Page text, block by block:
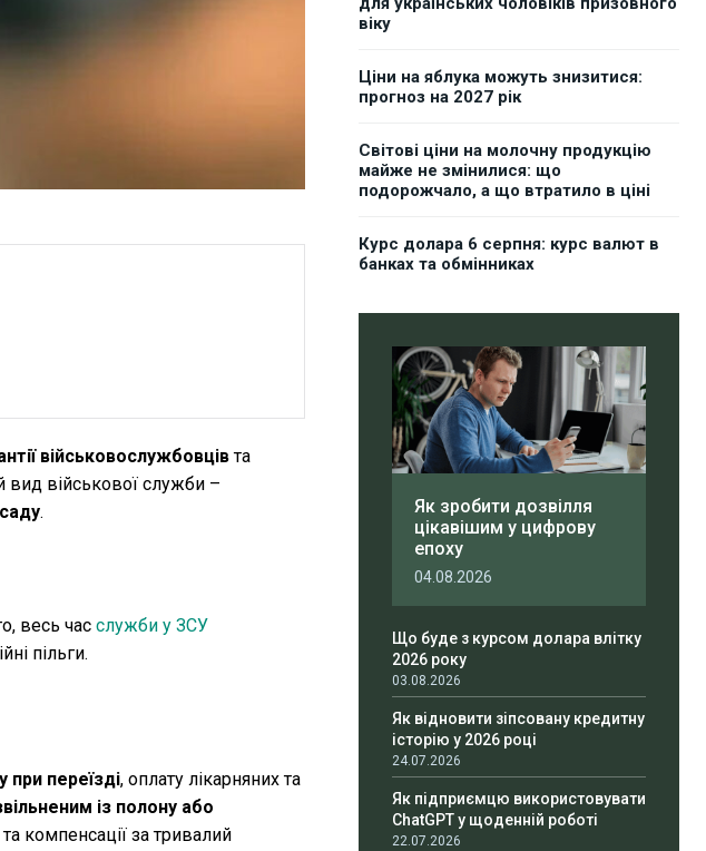
військовослужбовцівта
вид військової служби –
.
весь час служби у ЗСУ
пільги.
переїзді, оплату лікарняних та
із полону або
компенсації за тривалий
віку
Ціни на яблука можуть знизитися:
прогноз на 2027 рік
Світові ціни на молочну продукцію
майже не змінилися: що
подорожчало, а що втратило в ціні
Курс долара 6 серпня: курс валют в
банках та обмінниках
Як зробити дозвілля
цікавішим у цифрову
епоху
04.08.2026
Що буде з курсом долара влітку
2026 року
03.08.2026
Як відновити зіпсовану кредитну
історію у 2026 році
24.07.2026
Як підприємцю використовувати
ChatGPT у щоденній роботі
22.07.2026